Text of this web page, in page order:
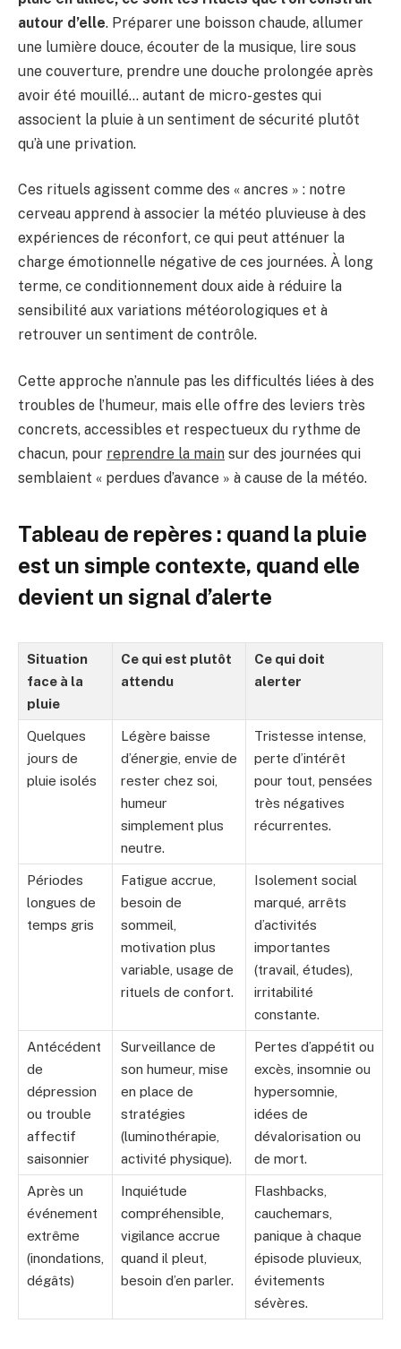
autour d’elle. Préparer une boisson chaude, allumer
une lumière douce, écouter de la musique, lire sous
une couverture, prendre une douche prolongée après
avoir été mouillé… autant de micro-gestes qui
associent la pluie à un sentiment de sécurité plutôt
qu’à une privation.
Ces rituels agissent comme des « ancres » : notre
cerveau apprend à associer la météo pluvieuse à des
expériences de réconfort, ce qui peut atténuer la
charge émotionnelle négative de ces journées. À long
terme, ce conditionnement doux aide à réduire la
sensibilité aux variations météorologiques et à
retrouver un sentiment de contrôle.
Cette approche n’annule pas les difficultés liées à des
troubles de l’humeur, mais elle offre des leviers très
concrets, accessibles et respectueux du rythme de
chacun, pour reprendre la main sur des journées qui
semblaient « perdues d’avance » à cause de la météo.
Tableau de repères : quand la pluie
est un simple contexte, quand elle
devient un signal d’alerte
Situation
face à la
pluie
Ce qui est plutôt
attendu
Ce qui doit
alerter
Quelques
jours de
pluie isolés
Légère baisse
d’énergie, envie de
rester chez soi,
humeur
simplement plus
neutre.
Tristesse intense,
perte d’intérêt
pour tout, pensées
très négatives
récurrentes.
Périodes
longues de
temps gris
Fatigue accrue,
besoin de
sommeil,
motivation plus
variable, usage de
rituels de confort.
Isolement social
marqué, arrêts
d’activités
importantes
(travail, études),
irritabilité
constante.
Antécédent
de
dépression
ou trouble
affectif
saisonnier
Surveillance de
son humeur, mise
en place de
stratégies
(luminothérapie,
activité physique).
Pertes d’appétit ou
excès, insomnie ou
hypersomnie,
idées de
dévalorisation ou
de mort.
Après un
événement
extrême
(inondations,
dégâts)
Inquiétude
compréhensible,
vigilance accrue
quand il pleut,
besoin d’en parler.
Flashbacks,
cauchemars,
panique à chaque
épisode pluvieux,
évitements
sévères.